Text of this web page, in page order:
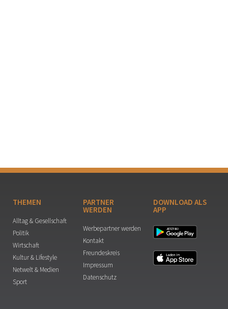
THEMEN
Alltag & Gesellschaft
Politik
Wirtschaft
Kultur & Lifestyle
Netwelt & Medien
Sport
PARTNER
WERDEN
Werbepartner werden
Kontakt
Freundeskreis
Impressum
Datenschutz
DOWNLOAD ALS
APP